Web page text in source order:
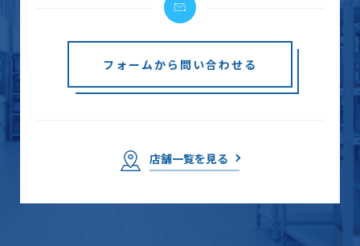
フォームから問い合わせる
店舗一覧を見る